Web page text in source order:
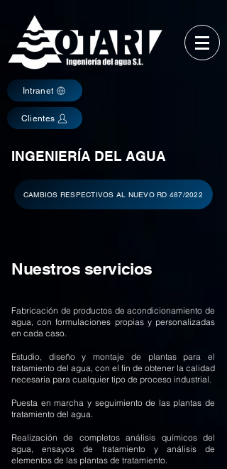
Intranet
Clientes
INGENIERÍA DEL AGUA
CAMBIOS RESPECTIVOS AL NUEVO RD 487/2022
Nuestros servicios
Fabricación de productos de acondicionamiento de
agua, con formulaciones propias y personalizadas
en cada caso.
Estudio, diseño y montaje de plantas para el
tratamiento del agua, con el fin de obtener la calidad
necesaria para cualquier tipo de proceso industrial.​
Puesta en marcha y seguimiento de las plantas de
tratamiento del agua.
Realización de completos análisis químicos del
agua, ensayos de tratamiento y análisis de
elementos de las plantas de tratamiento.​​